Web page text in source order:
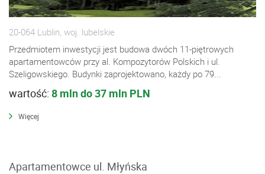
20-064 Lublin, woj. lubelskie
Przedmiotem inwestycji jest budowa dwóch 11-piętrowych
apartamentowców przy al. Kompozytorów Polskich i ul.
Szeligowskiego. Budynki zaprojektowano, każdy po 79...
wartość: 8 mln do 37 mln PLN
Więcej
Apartamentowce ul. Młyńska